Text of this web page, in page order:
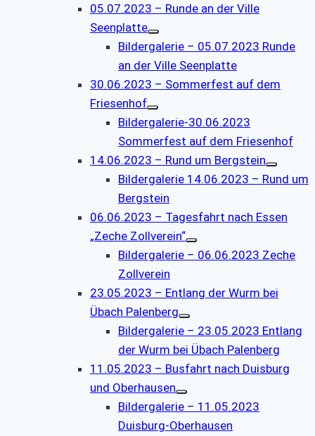
05.07.2023 – Runde an der Ville
Seenplatte
Bildergalerie – 05.07.2023 Runde
an der Ville Seenplatte
30.06.2023 – Sommerfest auf dem
Friesenhof
Bildergalerie-30.06.2023
Sommerfest auf dem Friesenhof
14.06.2023 – Rund um Bergstein
Bildergalerie 14.06.2023 – Rund um
Bergstein
06.06.2023 – Tagesfahrt nach Essen
„Zeche Zollverein“
Bildergalerie – 06.06.2023 Zeche
Zollverein
23.05.2023 – Entlang der Wurm bei
Übach Palenberg
Bildergalerie – 23.05.2023 Entlang
der Wurm bei Übach Palenberg
11.05.2023 – Busfahrt nach Duisburg
und Oberhausen
Bildergalerie – 11.05.2023
Duisburg-Oberhausen